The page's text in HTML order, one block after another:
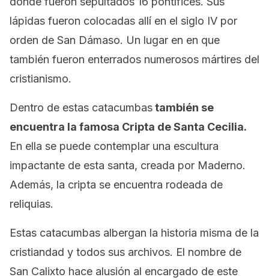
lápidas fueron colocadas allí en el siglo IV por
orden de San Dámaso. Un lugar en en que
también fueron enterrados numerosos mártires del
cristianismo.
Dentro de estas catacumbastambién se
encuentra la famosa Cripta de Santa Cecilia.
En ella se puede contemplar una escultura
impactante de esta santa, creada por Maderno.
Además, la cripta se encuentra rodeada de
reliquias.
Estas catacumbas albergan la historia misma de la
cristiandad y todos sus archivos. El nombre de
San Calixto hace alusión al encargado de este